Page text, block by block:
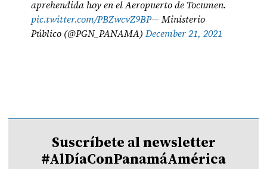
aprehendida hoy en el Aeropuerto de Tocumen.
pic.twitter.com/PBZwcvZ9BP— Ministerio
Público (@PGN_PANAMA)December 21, 2021
Suscríbete al newsletter
#AlDíaConPanamáAmérica